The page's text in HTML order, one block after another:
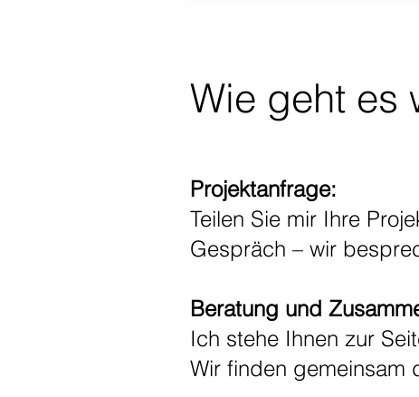
Wie geht es
Projektanfrage:
Teilen Sie mir Ihre
Gespräch – wir
Beratung und
Ich stehe Ihnen zur
Wir finden gemeinsam